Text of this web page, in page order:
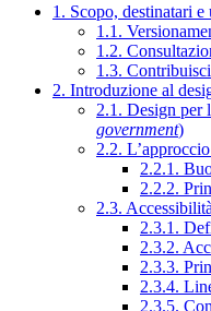
1. Scopo, destinatari
1.1.
1.2.
1.3.
2. Introduzione al
2.1. Design per
government)
2.2.
2.2.1.
2.2.2.
2.3. Accessibilità
2.3.1.
2.3.2.
2.3.3.
2.3.4.
2.3.5.